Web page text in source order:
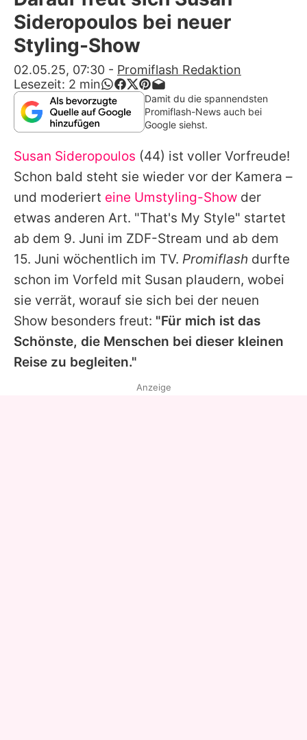
Alle Themen auf Promiflash
App runterladen
Team
Redaktionelle Richtlinien
Impressum
Datenschutzerklärung
Nutzungsbedingungen
Utiq verwalten
Sideropoulos bei neuer
Styling-Show
02.05.25, 07:30 - Promiflash Redaktion
Lesezeit: 2 min
Damit du die spannendsten
Promiflash-News auch bei
Google siehst.
Susan Sideropoulos (44) ist voller Vorfreude!
Schon bald steht sie wieder vor der Kamera –
und moderiert eine Umstyling-Show der
etwas anderen Art. "That's My Style" startet
ab dem 9. Juni im ZDF-Stream und ab dem
15. Juni wöchentlich im TV. Promiflash durfte
schon im Vorfeld mit Susan plaudern, wobei
sie verrät, worauf sie sich bei der neuen
Show besonders freut: "Für mich ist das
Schönste, die Menschen bei dieser kleinen
Reise zu begleiten."
Anzeige